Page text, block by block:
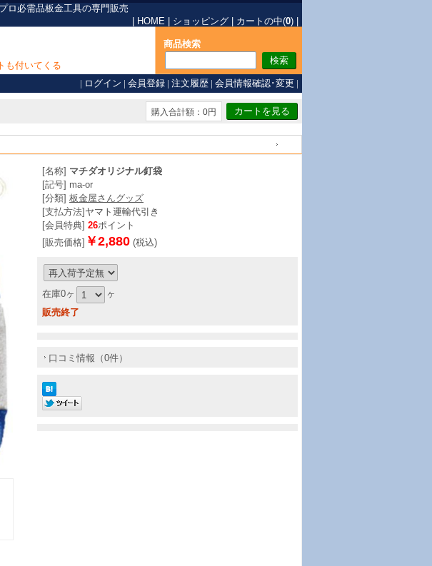
プロ必需品板金工具の専門販売
HOME ショッピング カートの中(0)
も付いてくる
商品検索
| ログイン | 会員登録 | 注文履歴 | 会員情報確認･変更 |
購入合計額：0円
[名称] マチダオリジナル釘袋
[記号] ma-or
[分類] 板金屋さんグッズ
[支払方法] ヤマト運輸代引き
[会員特典] 26ポイント
[販売価格] ￥2,880 (税込)
在庫0ヶ
ヶ
販売終了
口コミ情報（0件）